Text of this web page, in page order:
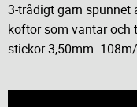
3-trådigt garn spunnet
koftor som vantar
stickor 3,50mm.